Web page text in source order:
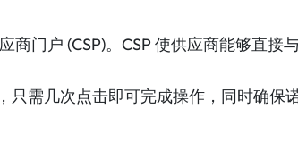
商门户 (CSP)。CSP 使供应商能够直
需几次点击即可完成操作，同时确保